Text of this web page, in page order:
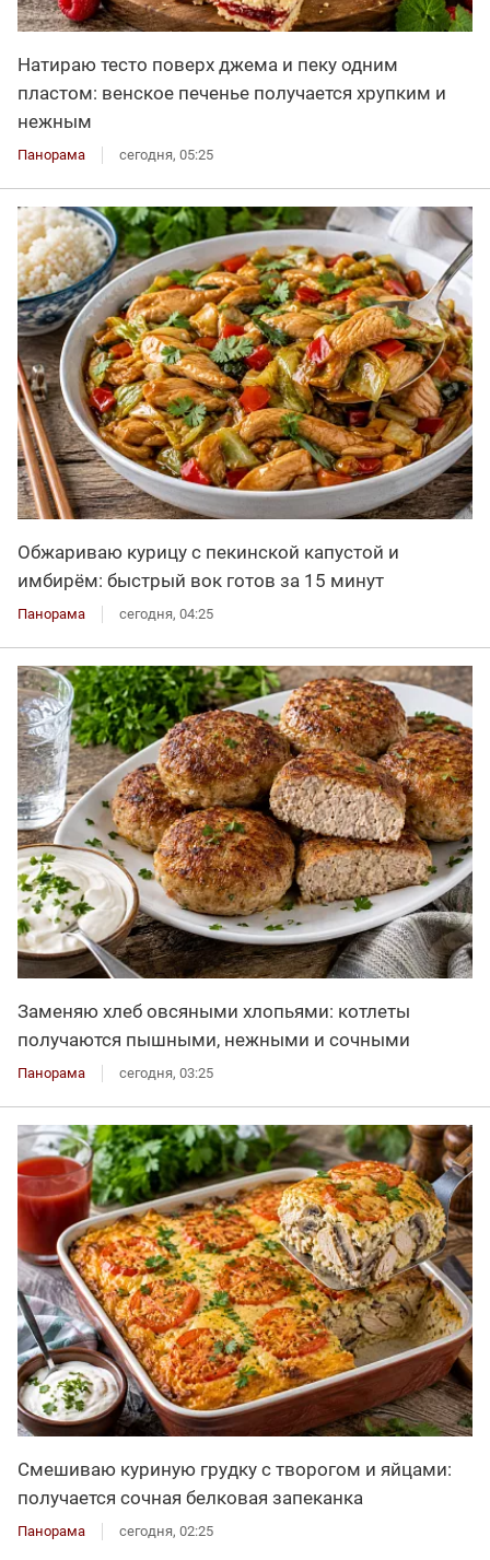
Натираю тесто поверх джема и пеку одним
пластом: венское печенье получается хрупким и
нежным
Панорама сегодня, 05:25
Обжариваю курицу с пекинской капустой и
имбирём: быстрый вок готов за 15 минут
Панорама сегодня, 04:25
Заменяю хлеб овсяными хлопьями: котлеты
получаются пышными, нежными и сочными
Панорама сегодня, 03:25
Смешиваю куриную грудку с творогом и яйцами:
получается сочная белковая запеканка
Панорама сегодня, 02:25